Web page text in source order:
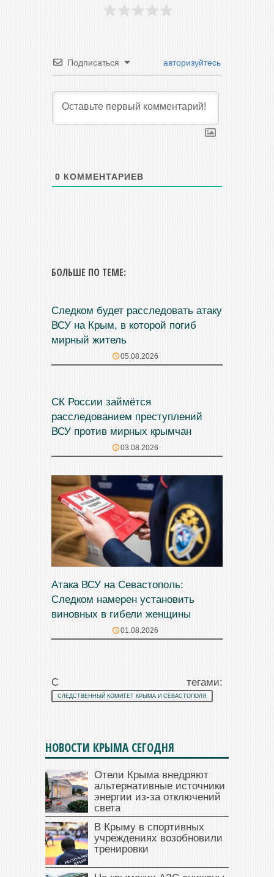
Подписаться авторизуйтесь
0 КОММЕНТАРИЕВ
БОЛЬШЕ ПО ТЕМЕ:
Следком будет расследовать атаку
ВСУ на Крым, в которой погиб
мирный житель
05.08.2026
СК России займётся
расследованием преступлений
ВСУ против мирных крымчан
03.08.2026
Атака ВСУ на Севастополь:
Следком намерен установить
виновных в гибели женщины
01.08.2026
С тегами:
СЛЕДСТВЕННЫЙ КОМИТЕТ КРЫМА И СЕВАСТОПОЛЯ
НОВОСТИ КРЫМА СЕГОДНЯ
Отели Крыма внедряют
альтернативные источники
энергии из-за отключений
света
В Крыму в спортивных
учреждениях возобновили
тренировки